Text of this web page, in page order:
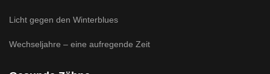
Licht gegen den Winterblues
Wechseljahre – eine aufregende Zeit